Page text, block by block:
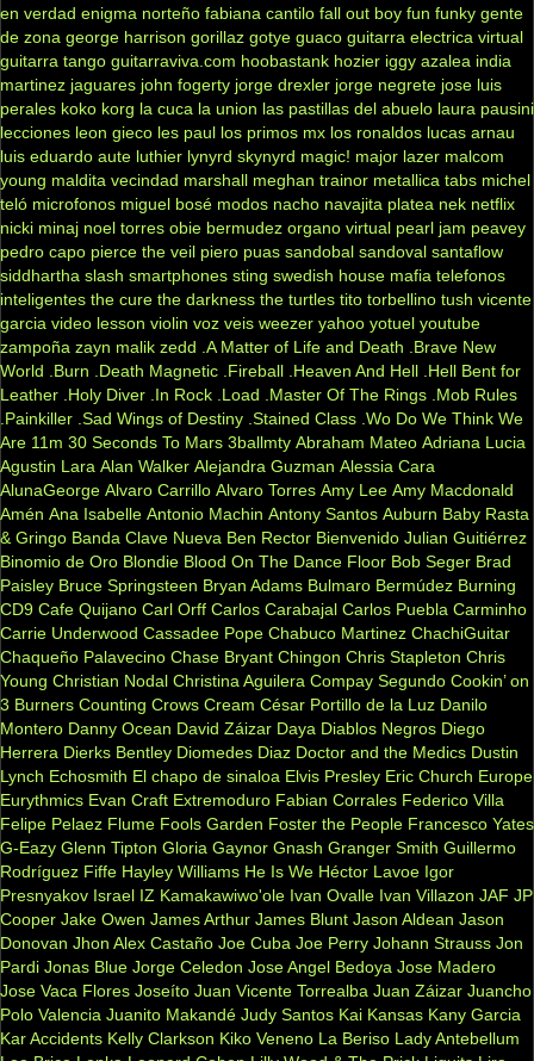
en verdad enigma norteño fabiana cantilo fall out boy fun funky gente
de zona george harrison gorillaz gotye guaco guitarra electrica virtual
guitarra tango guitarraviva.com hoobastank hozier iggy azalea india
martinez jaguares john fogerty jorge drexler jorge negrete jose luis
perales koko korg la cuca la union las pastillas del abuelo laura pausini
lecciones leon gieco les paul los primos mx los ronaldos lucas arnau
luis eduardo aute luthier lynyrd skynyrd magic! major lazer malcom
young maldita vecindad marshall meghan trainor metallica tabs michel
teló microfonos miguel bosé modos nacho navajita platea nek netflix
nicki minaj noel torres obie bermudez organo virtual pearl jam peavey
pedro capo pierce the veil piero puas sandobal sandoval santaflow
siddhartha slash smartphones sting swedish house mafia telefonos
inteligentes the cure the darkness the turtles tito torbellino tush vicente
garcia video lesson violin voz veis weezer yahoo yotuel youtube
zampoña zayn malik zedd .A Matter of Life and Death
.Brave New
World
.Burn .Death Magnetic .Fireball .Heaven And Hell .Hell Bent for
Leather .Holy Diver .In Rock .Load .Master Of The Rings .Mob Rules
.Painkiller .Sad Wings of Destiny .Stained Class .Wo Do We Think We
Are 11m 30 Seconds To Mars 3ballmty Abraham Mateo Adriana Lucia
Agustin Lara Alan Walker Alejandra Guzman Alessia Cara
AlunaGeorge Alvaro Carrillo Alvaro Torres Amy Lee Amy Macdonald
Amén Ana Isabelle Antonio Machin Antony Santos Auburn Baby Rasta
& Gringo Banda Clave Nueva Ben Rector Bienvenido Julian Guitiérrez
Binomio de Oro Blondie Blood On The Dance Floor Bob Seger Brad
Paisley Bruce Springsteen Bryan Adams Bulmaro Bermúdez Burning
CD9 Cafe Quijano Carl Orff Carlos Carabajal Carlos Puebla Carminho
Carrie Underwood Cassadee Pope Chabuco Martinez ChachiGuitar
Chaqueño Palavecino Chase Bryant Chingon Chris Stapleton Chris
Young Christian Nodal Christina Aguilera Compay Segundo Cookin’ on
3 Burners Counting Crows Cream César Portillo de la Luz Danilo
Montero Danny Ocean David Záizar Daya Diablos Negros Diego
Herrera Dierks Bentley Diomedes Diaz Doctor and the Medics Dustin
Lynch Echosmith El chapo de sinaloa Elvis Presley Eric Church Europe
Eurythmics Evan Craft Extremoduro Fabian Corrales Federico Villa
Felipe Pelaez Flume Fools Garden Foster the People Francesco Yates
G-Eazy Glenn Tipton Gloria Gaynor Gnash Granger Smith Guillermo
Rodríguez Fiffe Hayley Williams He Is We Héctor Lavoe Igor
Presnyakov Israel IZ Kamakawiwo'ole Ivan Ovalle Ivan Villazon JAF JP
Cooper Jake Owen James Arthur James Blunt Jason Aldean Jason
Donovan Jhon Alex Castaño Joe Cuba Joe Perry Johann Strauss Jon
Pardi Jonas Blue Jorge Celedon Jose Angel Bedoya Jose Madero
Jose Vaca Flores Joseíto Juan Vicente Torrealba Juan Záizar Juancho
Polo Valencia Juanito Makandé Judy Santos Kai Kansas Kany Garcia
Kar Accidents Kelly Clarkson Kiko Veneno La Beriso Lady Antebellum